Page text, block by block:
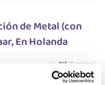
de Metal (con
En Holanda
star_border 0/5 (0 reviews)